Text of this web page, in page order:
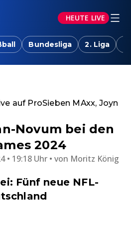
HEUTE LIVE
Bundesliga 2. Liga
auf ProSieben MAxx, Joyn
Novum bei den
2024
• 19:18 Uhr von Moritz König
Fünf neue NFL-